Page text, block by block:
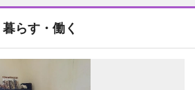
暮らす・働く